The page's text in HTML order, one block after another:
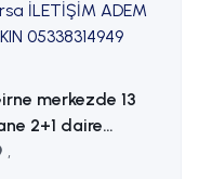
merkezde 13
2+1 daire
uygun
,